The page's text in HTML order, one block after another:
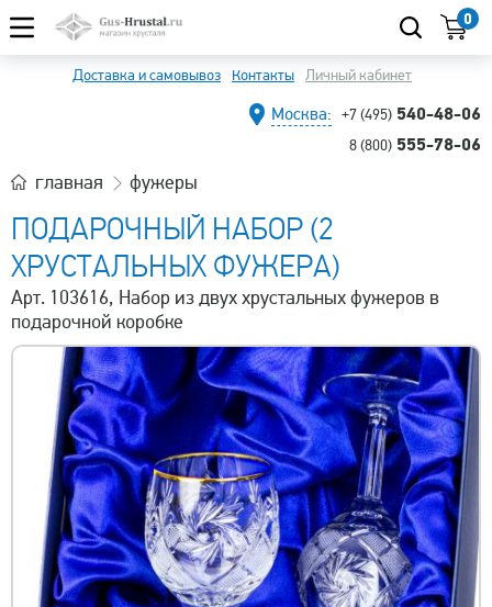
0
Доставка и самовывоз Контакты Личный кабинет
Москва: +7 (495) 540-48-06
8 (800) 555-78-06
главная фужеры
ПОДАРОЧНЫЙ НАБОР (2
ХРУСТАЛЬНЫХ ФУЖЕРА)
Арт. 103616, Набор из двух хрустальных фужеров в
подарочной коробке